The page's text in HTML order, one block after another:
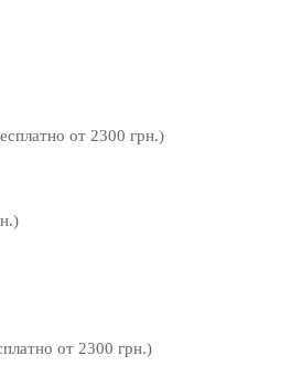
от 2300 грн.)
от 2300 грн.)